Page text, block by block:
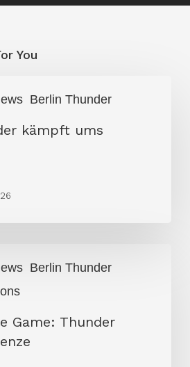
You
Berlin Thunder
kämpft ums
Berlin Thunder
Game: Thunder